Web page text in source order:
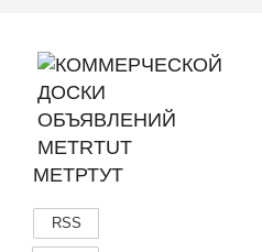
МЕТРТУТ
RSS